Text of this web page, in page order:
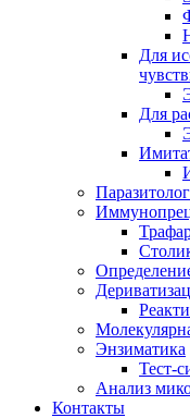
Для
Для
Энзиматика
Тест-
Анализ
Контакты